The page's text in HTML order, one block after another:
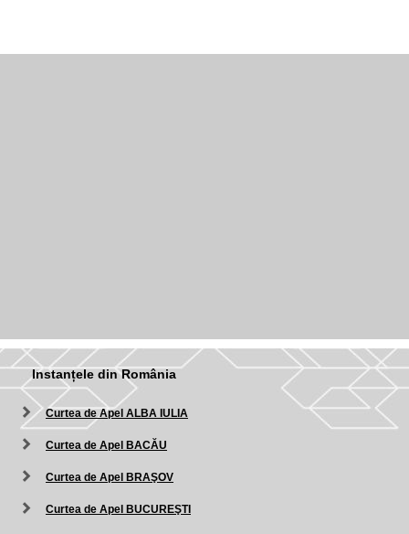
Instanțele din România
Curtea de Apel ALBA IULIA
Curtea de Apel BACĂU
Curtea de Apel BRAŞOV
Curtea de Apel BUCUREŞTI